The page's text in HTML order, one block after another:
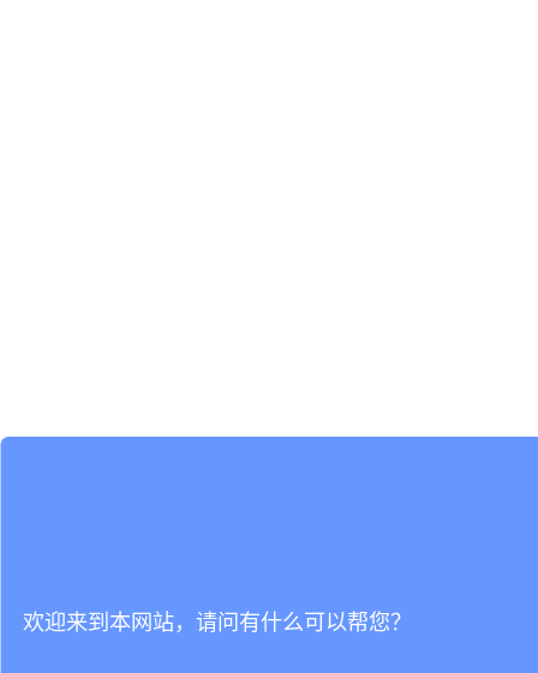
欢迎来到本网站，请问有什么可以帮您？